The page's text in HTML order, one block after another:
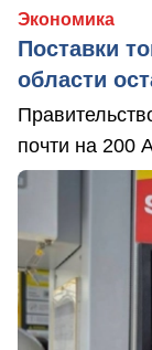
Экономика
Поставки
области
почти на 200